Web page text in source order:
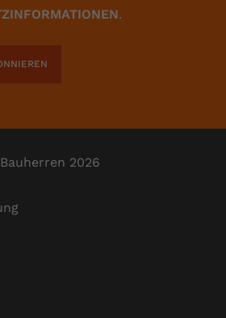
.
2026
Bauherren (Facebook)
Bauherren (YouTube)
Privater Bauherren (X)